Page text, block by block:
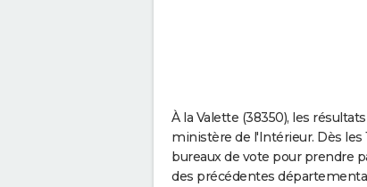
À la Valette (38350), les
ministère de l'Intérieur. Dès les
bureaux de vote pour prendre
des précédentes